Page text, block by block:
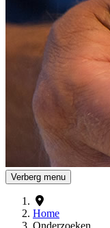
Verberg menu
Home
Onderzoeken